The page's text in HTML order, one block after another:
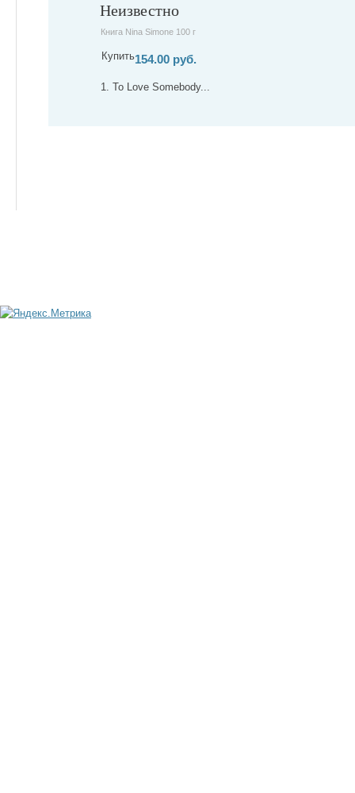
Неизвестно
Книга Nina Simone 100 г
Купить154.00 руб.
1. To Love Somebody...